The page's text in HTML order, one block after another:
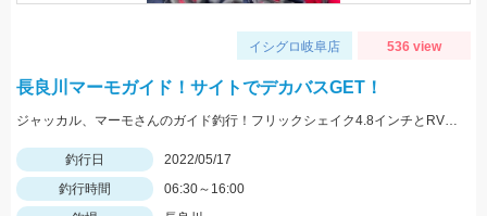
イシグロ岐阜店 536 view
長良川マーモガイド！サイトでデカバスGET！
ジャッカル、マーモさんのガイド釣行！フリックシェイク4.8インチとRVドリフトフライ3インチで釣れました！
釣行日
2022/05/17
釣行時間
06:30～16:00